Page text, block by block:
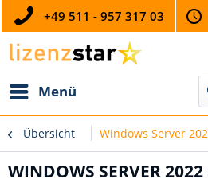
+49 511 - 957 317 03
Menü
Übersicht Windows Server
WINDOWS SERVER